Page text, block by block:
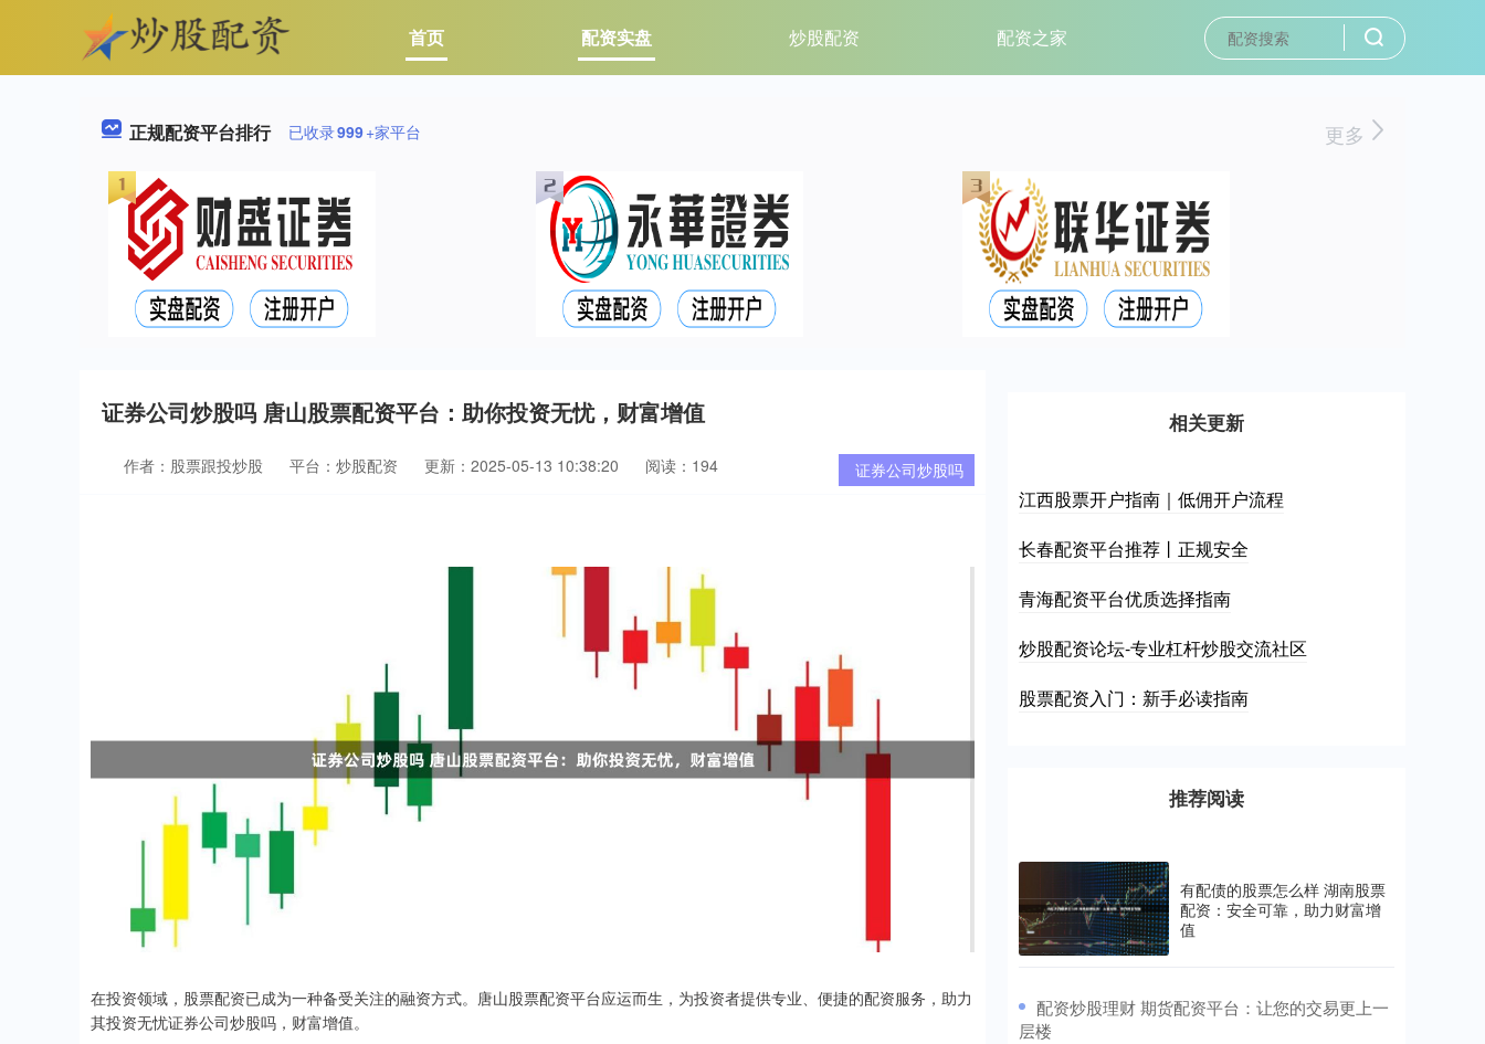
首页 配资实盘 炒股配资 配资之家
正规配资平台排行 已收录999+家平台 更多
证券公司炒股吗 唐山股票配资平台：助你投资无忧，财富增值
证券公司炒股吗
作者：股票跟投炒股 平台：炒股配资 更新：2025-05-13 10:38:20 阅读：194
在投资领域，股票配资已成为一种备受关注的融资方式。唐山股票配资平台应运而生，为投资者提供专业、便捷的配资服务，助力
其投资无忧证券公司炒股吗，财富增值。
相关更新
江西股票开户指南｜低佣开户流程
长春配资平台推荐丨正规安全
青海配资平台优质选择指南
炒股配资论坛-专业杠杆炒股交流社区
股票配资入门：新手必读指南
推荐阅读
有配债的股票怎么样 湖南股票
配资：安全可靠，助力财富增
值
​配资炒股理财 期货配资平台：让您的交易更上一
层楼